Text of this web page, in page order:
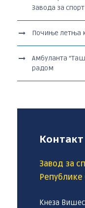
Завода за
Почиње летња
Амбуланта
радом
Завод за
Републике
Кнеза